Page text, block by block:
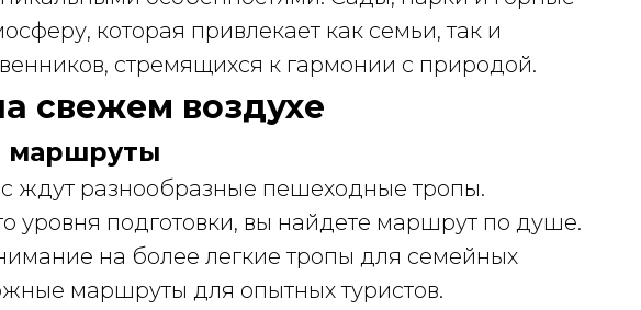
которая привлекает как семьи, так и
стремящихся к гармонии с природой.
свежем воздухе
маршруты
ждут разнообразные пешеходные тропы.
уровня подготовки, вы найдете маршрут по душе.
на более легкие тропы для семейных
маршруты для опытных туристов.